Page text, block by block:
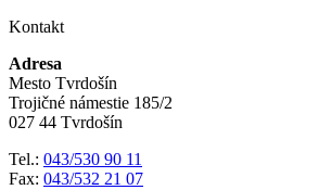
Kontakt
Adresa
Mesto Tvrdošín
Trojičné námestie 185/2
027 44 Tvrdošín
Tel.: 043/530 90 11
Fax: 043/532 21 07